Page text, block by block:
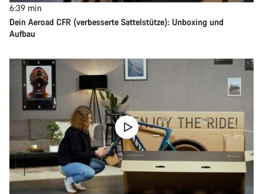
6:39 min
Dein Aeroad CFR (verbesserte Sattelstütze): Unboxing und
Aufbau